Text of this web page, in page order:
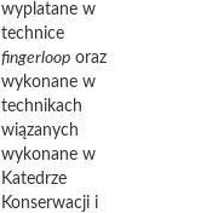
wyplatane w
technice
fingerloop oraz
wykonane w
technikach
wiązanych
wykonane w
Katedrze
Konserwacji i